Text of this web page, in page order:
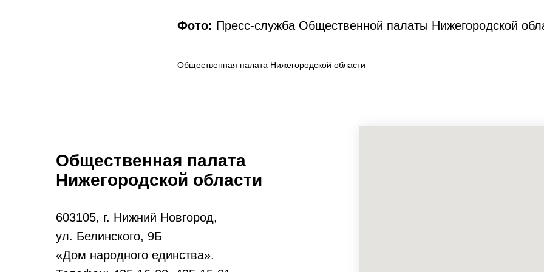
Фото: Пресс-служба Общественной палаты Нижегородской
Общественная палата Нижегородской области
Общественная палата
Нижегородской области
603105, г. Нижний Новгород,
ул. Белинского, 9Б
«Дом народного единства».